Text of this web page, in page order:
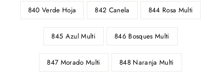
840 Verde Hoja 842 Canela 844 Rosa Multi
845 Azul Multi 846 Bosques Multi
847 Morado Multi 848 Naranja Multi